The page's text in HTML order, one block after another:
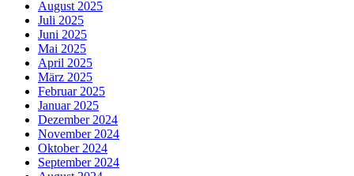
August 2025
Juli 2025
Juni 2025
Mai 2025
April 2025
März 2025
Februar 2025
Januar 2025
Dezember 2024
November 2024
Oktober 2024
September 2024